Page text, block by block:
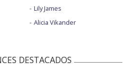
Lily James
Alicia Vikander
DESTACADOS